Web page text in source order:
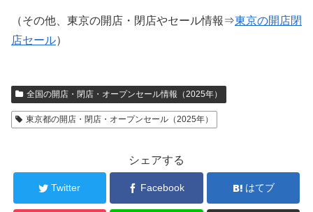
（その他、東京の開店・閉店やセール情報⇒東京の開店閉
店セール）
全国の開店・閉店・オープンセール情報（2025年）
東京都の開店・閉店・オープンセール（2025年）
シェアする
Twitter Facebook はてブ